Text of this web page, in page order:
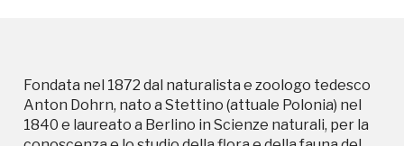
Fondata nel 1872 dal naturalista e zoologo tedesco
Anton Dohrn, nato a Stettino (attuale Polonia) nel
1840 e laureato a Berlino in Scienze naturali, per la
di derivazione non borbonica e fu fondata proprio a
Napoli per scelta dello stesso Dohrn, affascinato
dalla città e interessato per la ricchezza faunistica